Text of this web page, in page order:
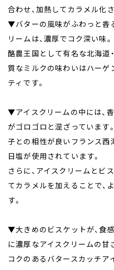
合わせ、加熱してカラメル化
▼バターの風味がふわっと香
リームは、濃厚でコク深い味。
酪農王国として有名な北海道
質なミルクの味わいはハーゲ
ティです。
▼アイスクリームの中には、
がゴロゴロと混ざっています
子との相性が良いフランス西
日塩が使用されています。
さらに、アイスクリームとビ
てカラメルを加えることで、
す。
▼大きめのビスケットが、食
に濃厚なアイスクリームの甘
コクのあるバタースカッチア